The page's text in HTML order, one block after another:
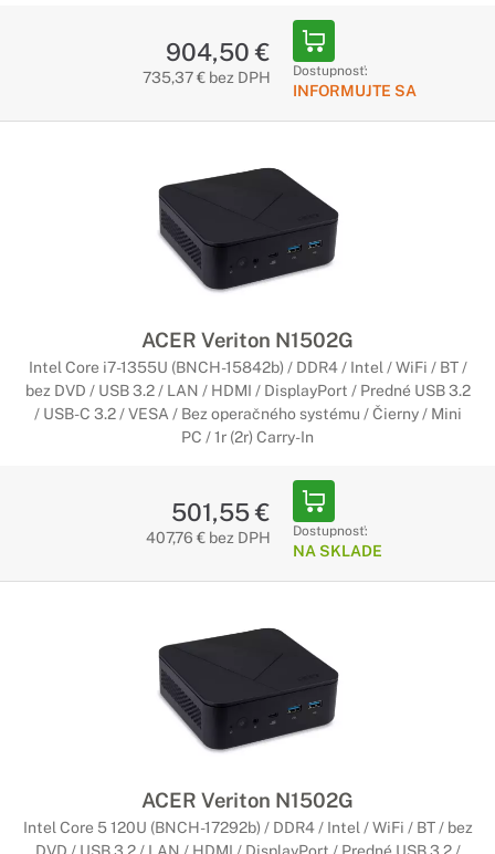
nástrojmi umelej inteligencie, ktoré urýchľujú vašu
produktivitu a kreativitu.904,50 €
735,37 € bez DPH Dostupnosť:
INFORMUJTE SA
ACER Veriton N1502G
Intel Core i7-1355U (BNCH-15842b) / DDR4 / Intel / WiFi / BT /
bez DVD / USB 3.2 / LAN / HDMI / DisplayPort / Predné USB 3.2
/ USB-C 3.2 / VESA / Bez operačného systému / Čierny / Mini
PC / 1r (2r) Carry-In
501,55 €
407,76 € bez DPH Dostupnosť:
NA SKLADE
ACER Veriton N1502G
Intel Core 5 120U (BNCH-17292b) / DDR4 / Intel / WiFi / BT / bez